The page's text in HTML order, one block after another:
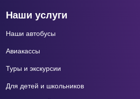
Наши услуги
Наши автобусы
Авиакассы
Туры и экскурсии
Для детей и школьников